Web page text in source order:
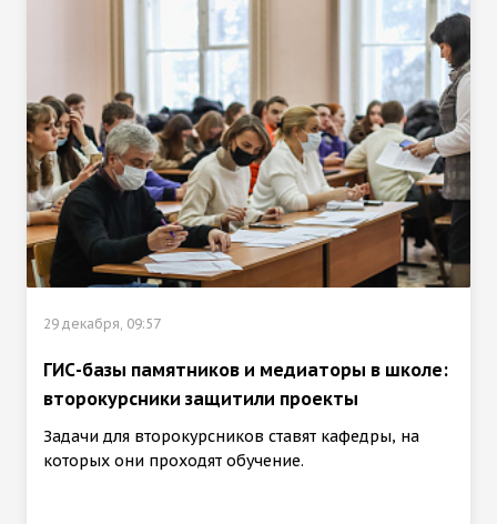
29 декабря, 09:57
ГИС-базы памятников и медиаторы в школе:
второкурсники защитили проекты
Задачи для второкурсников ставят кафедры, на
которых они проходят обучение.